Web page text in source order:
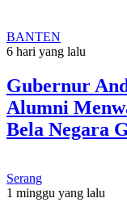
BANTEN
6 hari yang lalu
Gubernur
Alumni
Bela Negara
Serang
1 minggu yang lalu